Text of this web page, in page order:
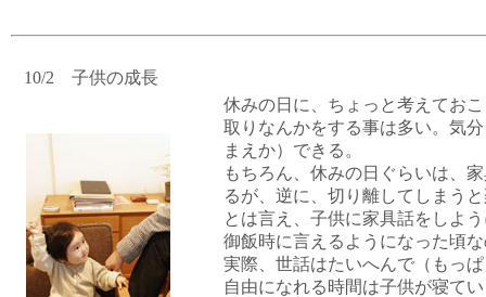
10/2 子供の成長
休みの日に、ちょっと考えてお
取りなんかをする事は多い。気
まえか）できる。
もちろん、休みの日ぐらいは、
るが、逆に、切り離してしまう
とは言え、子供に家具話をしよ
御飯時に言えるようになった頃
実際、世話はたいへんで（もっ
自由になれる時間は子供が寝て